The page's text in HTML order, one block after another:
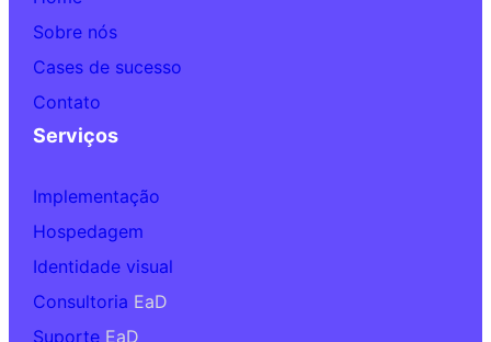
Sobre nós
Cases de sucesso
Contato
Serviços
Implementação
Hospedagem
Identidade visual
Consultoria EaD
Suporte EaD